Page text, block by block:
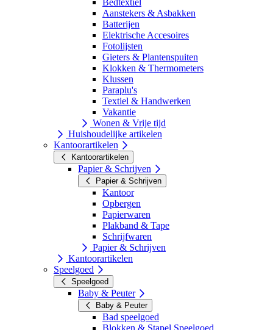
Bedtextiel
Aanstekers & Asbakken
Batterijen
Elektrische Accesoires
Fotolijsten
Gieters & Plantenspuiten
Klokken & Thermometers
Klussen
Paraplu's
Textiel & Handwerken
Vakantie
Wonen & Vrije tijd
Huishoudelijke artikelen
Kantoorartikelen
Kantoorartikelen
Papier & Schrijven
Papier & Schrijven
Kantoor
Opbergen
Papierwaren
Plakband & Tape
Schrijfwaren
Papier & Schrijven
Kantoorartikelen
Speelgoed
Speelgoed
Baby & Peuter
Baby & Peuter
Bad speelgoed
Blokken & Stapel Speelgoed